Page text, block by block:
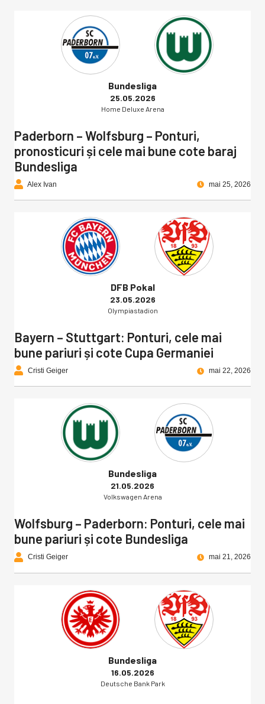
Bundesliga
25.05.2026
Home Deluxe Arena
Paderborn – Wolfsburg – Ponturi,
pronosticuri și cele mai bune cote baraj
Bundesliga
Alex Ivan mai 25, 2026
DFB Pokal
23.05.2026
Olympiastadion
Bayern – Stuttgart: Ponturi, cele mai
bune pariuri și cote Cupa Germaniei
Cristi Geiger mai 22, 2026
Bundesliga
21.05.2026
Volkswagen Arena
Wolfsburg – Paderborn: Ponturi, cele mai
bune pariuri și cote Bundesliga
Cristi Geiger mai 21, 2026
Bundesliga
16.05.2026
Deutsche Bank Park